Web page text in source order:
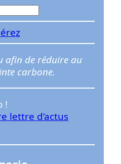
afin de réduire au
carbone.
!
lettre d’actus